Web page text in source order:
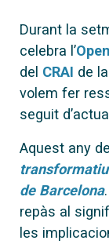
Durant la
celebra l’
del CRAI de
volem fer
seguit
Aquest any
de Barcelona
repàs al
les